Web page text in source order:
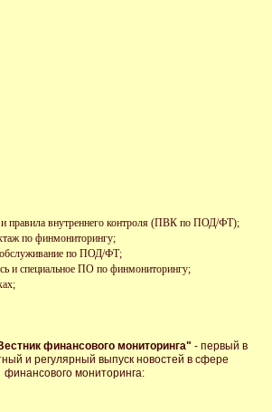
правила внутреннего контроля (ПВК по ПОД/ФТ);
по финмониторингу;
обслуживание по ПОД/ФТ;
и специальное ПО по финмониторингу;
финансового мониторинга" - первый в
и регулярный выпуск новостей в сфере
финансового мониторинга: